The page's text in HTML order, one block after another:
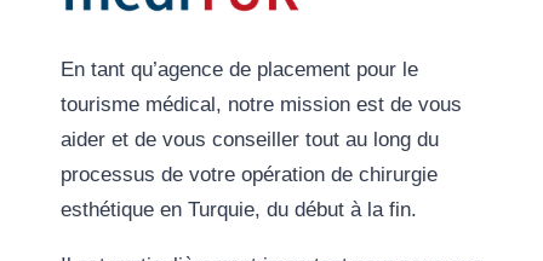
En tant qu’agence de placement pour le
tourisme médical, notre mission est de vous
aider et de vous conseiller tout au long du
processus de votre opération de chirurgie
esthétique en Turquie, du début à la fin.